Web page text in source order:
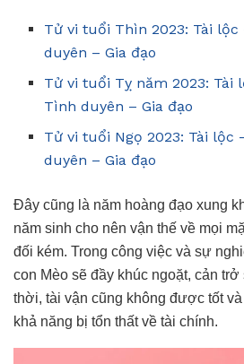
Tử vi tuổi Thìn 2023: Tài
duyên – Gia đạo
Tử vi tuổi Tỵ năm 2023: Tài
Tình duyên – Gia đạo
Tử vi tuổi Ngọ 2023: Tài lộc
duyên – Gia đạo
Đây cũng là năm hoàng đạo xung
năm sinh cho nên vận thế về mọi
đối kém. Trong công việc và sự
con Mèo sẽ đầy khúc ngoặt, cản
thời, tài vận cũng không được tốt
khả năng bị tổn thất về tài chính.